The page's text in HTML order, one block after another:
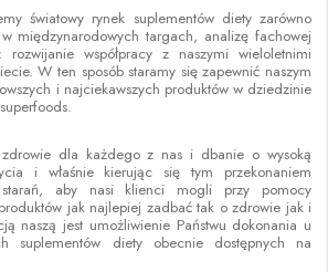
światowy rynek suplementów diety zarówno
międzynarodowych targach, analizę fachowej
współpracy z naszymi wieloletnimi
W ten sposób staramy się zapewnić naszym
i najciekawszych produktów w dziedzinie
dla każdego z nas i dbanie o wysoką
i właśnie kierując się tym przekonaniem
starań, aby nasi klienci mogli przy pomocy
jak najlepiej zadbać tak o zdrowie jak i
naszą jest umożliwienie Państwu dokonania u
suplementów diety obecnie dostępnych na